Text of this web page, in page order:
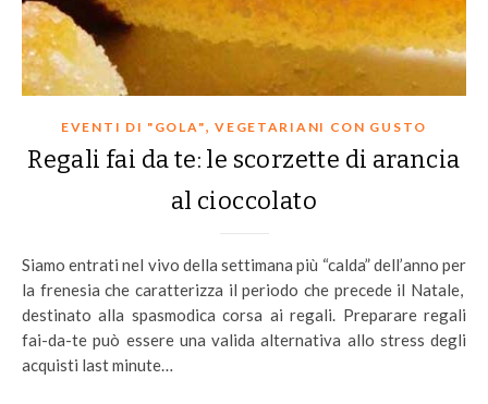
EVENTI DI "GOLA",VEGETARIANI CON GUSTO
Regali fai da te: le scorzette di arancia
al cioccolato
Siamo entrati nel vivo della settimana più “calda” dell’anno per
la frenesia che caratterizza il periodo che precede il Natale,
destinato alla spasmodica corsa ai regali. Preparare regali
fai-da-te può essere una valida alternativa allo stress degli
acquisti last minute…